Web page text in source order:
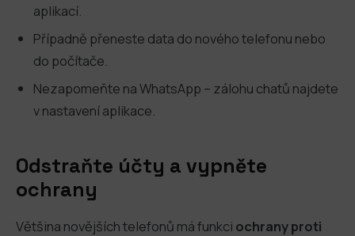
aplikací.
Případně přeneste data do nového telefonu nebo
do počítače.
Nezapomeňte na WhatsApp – zálohu chatů najdete
v nastavení aplikace.
Odstraňte účty a vypněte
ochrany
Většina novějších telefonů má funkci ochrany proti